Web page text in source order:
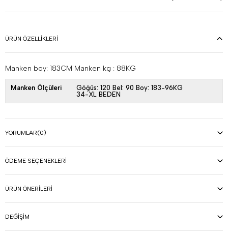
ÜRÜN ÖZELLIKLERI
Manken boy: 183CM Manken kg : 88KG
Manken Ölçüleri
Göğüs: 120 Bel: 90 Boy: 183-96KG
34-XL BEDEN
YORUMLAR(0)
ÖDEME SEÇENEKLERI
ÜRÜN ÖNERILERI
DEĞIŞIM